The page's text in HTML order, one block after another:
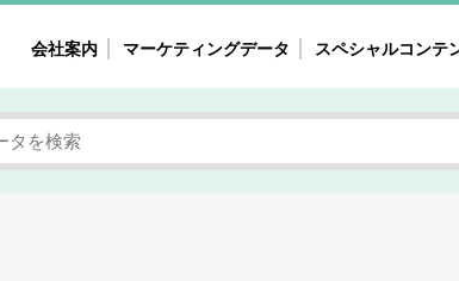
会社案内 マーケティングデータ スペシャルコンテ
女性の気持ちと消費がリアルに見える
自主調査レポート